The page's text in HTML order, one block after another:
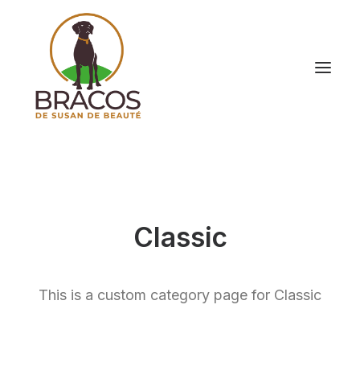
Classic
This is a custom category page for Classic